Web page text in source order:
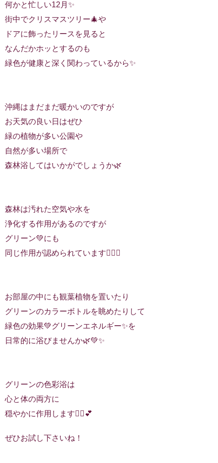
何かと忙しい12月✨
街中でクリスマスツリー🎄や
ドアに飾ったリースを見ると
なんだかホッとするのも
緑色が健康と深く関わっているから✨
沖縄はまだまだ暖かいのですが
お天気の良い日はぜひ
緑の植物が多い公園や
自然が多い場所で
森林浴してはいかがでしょうか🌿
森林は汚れた空気や水を
浄化する作用があるのですが
グリーン💚にも
同じ作用が認められています🧚‍♂️✨
お部屋の中にも観葉植物を置いたり
グリーンのカラーボトルを眺めたりして
緑色の効果💚グリーンエネルギー✨を
日常的に浴びませんか🌿💚✨
グリーンの色彩浴は
心と体の両方に
穏やかに作用します🧚‍♂️💕
ぜひお試し下さいね！